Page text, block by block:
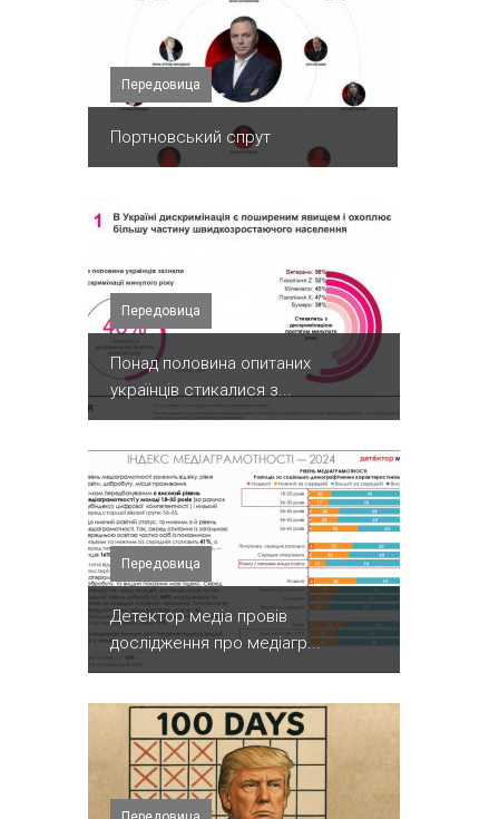
Передовица
Портновський спрут
Передовица
Понад половина опитаних
українців стикалися з...
Передовица
Детектор медіа провів
дослідження про медіагр...